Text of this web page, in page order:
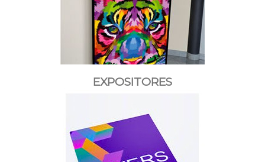
EXPOSITORES